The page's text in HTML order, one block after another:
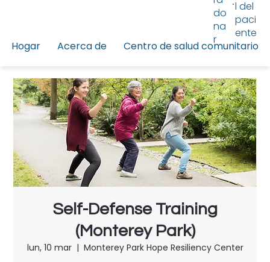
Hogar Acerca de Centro de salud comunitario
do
na
r
l del
paci
ente
Self-Defense Training
(Monterey Park)
lun, 10 mar
  |
Monterey Park Hope Resiliency Center